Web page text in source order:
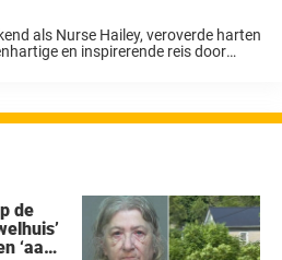
als Nurse Hailey, veroverde harten
en inspirerende reis door
de
‘aan